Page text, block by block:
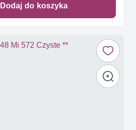
Dodaj do koszyka